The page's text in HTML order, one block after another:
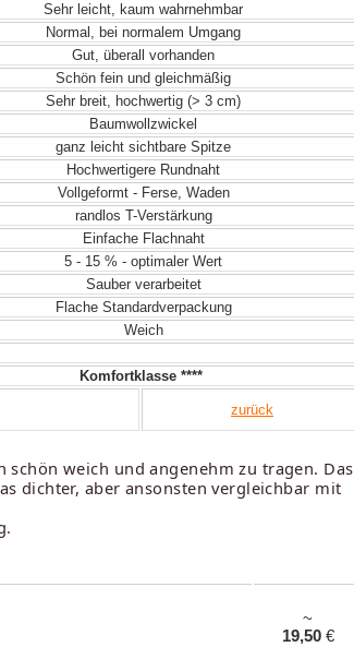
Sehr leicht, kaum wahrnehmbar
Normal, bei normalem Umgang
Gut, überall vorhanden
Schön fein und gleichmäßig
Sehr breit, hochwertig (> 3 cm)
Baumwollzwickel
ganz leicht sichtbare Spitze
Hochwertigere Rundnaht
Vollgeformt - Ferse, Waden
randlos T-Verstärkung
Einfache Flachnaht
5 - 15 % - optimaler Wert
Sauber verarbeitet
Flache Standardverpackung
Weich
Komfortklasse ****
zurück
weich und angenehm zu tragen. Das
dichter, aber ansonsten vergleichbar mit
~
19,50€